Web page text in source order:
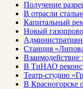
Получение
В отрасли
Капитальный
Новый
Станция
В ТиНАО
Театр-студию
В Красногорске